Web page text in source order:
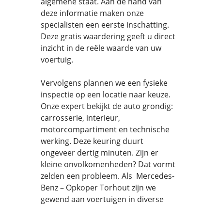
deze informatie maken onze
specialisten een eerste inschatting.
Deze gratis waardering geeft u direct
inzicht in de reële waarde van uw
voertuig.
Vervolgens plannen we een fysieke
inspectie op een locatie naar keuze.
Onze expert bekijkt de auto grondig:
carrosserie, interieur,
motorcompartiment en technische
werking. Deze keuring duurt
ongeveer dertig minuten. Zijn er
kleine onvolkomenheden? Dat vormt
zelden een probleem. Als Mercedes-
Benz – Opkoper Torhout zijn we
gewend aan voertuigen in diverse